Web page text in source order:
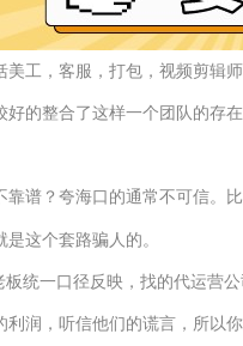
美工，客服，打包，视频剪辑
的整合了这样一个团队的
靠谱？夸海口的通常不可信。
这个套路骗人的。
板统一口径反映，找的代运营
利润 ， 听信他们的谎言， 所以